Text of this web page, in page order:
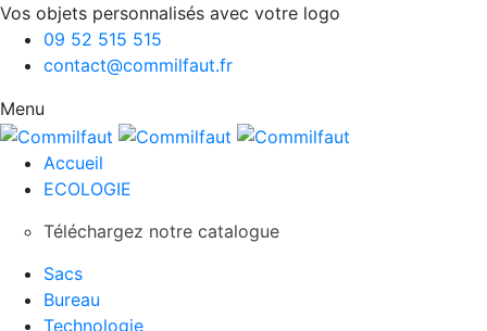
Vos objets personnalisés avec votre logo
09 52 515 515
contact@commilfaut.fr
Menu
Accueil
ECOLOGIE
Téléchargez notre catalogue
Sacs
Bureau
Technologie